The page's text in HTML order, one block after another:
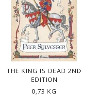
THE KING IS DEAD 2ND
EDITION
0,73 KG